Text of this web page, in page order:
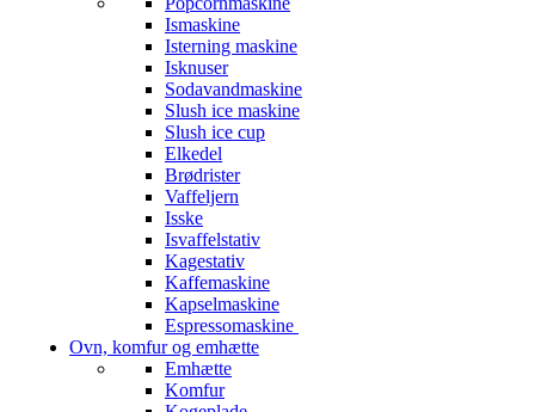
Ismaskine
Isterning maskine
Isknuser
Sodavandmaskine
Slush ice maskine
Slush ice cup
Elkedel
Brødrister
Vaffeljern
Isske
Isvaffelstativ
Kagestativ
Kaffemaskine
Kapselmaskine
Espressomaskine
Ovn, komfur og emhætte
Emhætte
Komfur